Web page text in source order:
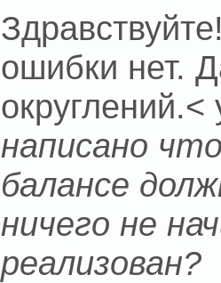
ошибки нет.
написано
балансе
ничего не
реализован?